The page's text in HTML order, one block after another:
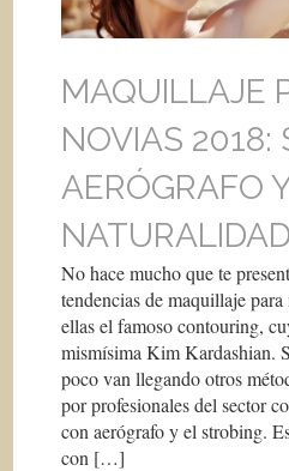
MAQUILLAJE
NOVIAS 2018:
AERÓGRAFO
NATURALIDAD
No hace mucho que te
tendencias de maquillaje
ellas el famoso contouring,
mismísima Kim Kardashian.
poco van llegando otros
por profesionales del sector
con aerógrafo y el strobing.
con […]